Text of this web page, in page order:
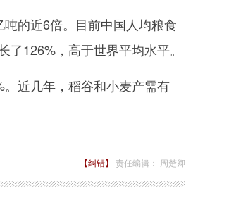
的近6倍。目前中国人均粮食
126%，高于世界平均水平。
近几年，稻谷和小麦产需有
【纠错】 责任编辑： 周楚卿